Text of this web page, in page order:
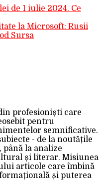
de 1 iulie 2024. Ce
la Microsoft: Rusii
Sursa
profesioniști care
pentru
semnificative.
- de la noutățile
la analize
și literar. Misiunea
articole care îmbină
și puterea